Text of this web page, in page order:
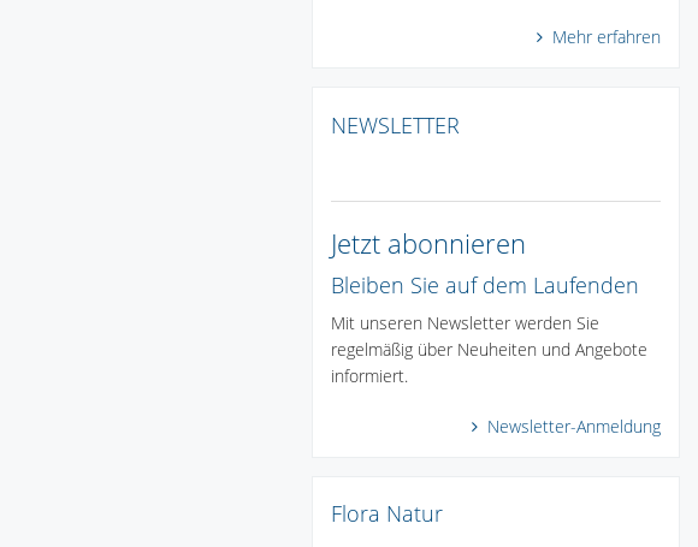
Mehr erfahren
NEWSLETTER
Jetzt abonnieren
Bleiben Sie auf dem Laufenden
Mit unseren Newsletter werden Sie
regelmäßig über Neuheiten und Angebote
informiert.
Newsletter-Anmeldung
Flora Natur